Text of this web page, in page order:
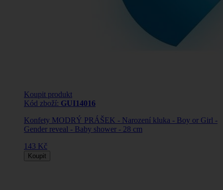
Koupit produkt
Kód zboží: GUI14016
Konfety MODRÝ PRÁŠEK - Narození kluka - Boy or Girl -
Gender reveal - Baby shower - 28 cm
143 Kč
Koupit